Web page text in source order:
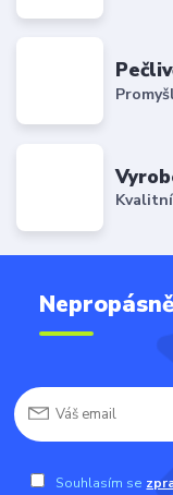
Souhlasím se